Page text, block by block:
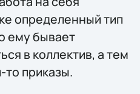
определенный тип
ему бывает
в коллектив, а тем
то приказы.